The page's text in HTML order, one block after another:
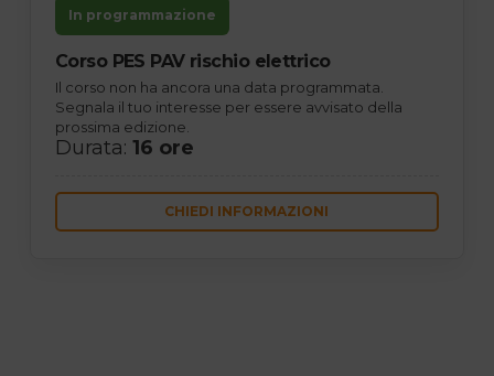
In programmazione
Corso PES PAV rischio elettrico
Il corso non ha ancora una data programmata.
Segnala il tuo interesse per essere avvisato della
prossima edizione.
Durata: 16 ore
CHIEDI INFORMAZIONI